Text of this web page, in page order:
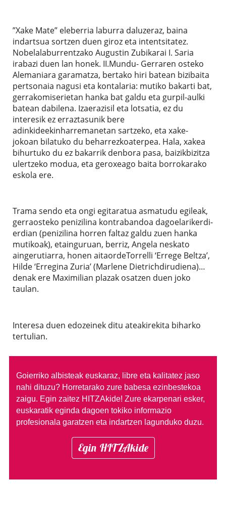
”Xake Mate” eleberria laburra daluzeraz, baina
indartsua sortzen duen giroz eta intentsitatez.
Nobelalaburrentzako Augustin Zubikarai I. Saria
irabazi duen lan honek. II.Mundu- Gerraren osteko
Alemaniara garamatza, bertako hiri batean bizibaita
pertsonaia nagusi eta kontalaria: mutiko bakarti bat,
gerrakomiserietan hanka bat galdu eta gurpil-aulki
batean dabilena. Izaerazisil eta lotsatia, ez du
interesik ez erraztasunik bere
adinkideekinharremanetan sartzeko, eta xake-
jokoan bilatuko du beharrezkoaterpea. Hala, xakea
bihurtuko du ez bakarrik denbora pasa, baizikbizitza
ulertzeko modua, eta geroxeago baita borrokarako
eskola ere.
Trama sendo eta ongi egitaratua asmatudu egileak,
gerraosteko penizilina kontrabandoa dagoelarikerdi-
erdian (penizilina horren faltaz galdu zuen hanka
mutikoak), etainguruan, berriz, Angela neskato
aingerutiarra, honen aitaordeTorrelli ‘Errege Beltza’,
Hilde ‘Erregina Zuria’ (Marlene Dietrichdirudiena)…
denak ere Maximilian plazak osatzen duen joko
taulan.
Interesa duen edozeinek ditu ateakirekita biharko
tertulian.
Goierriko albisteak euskaraz, libre eta kalitatez jaso
nahi dituzu? Horretarako zure babesa ezinbestekoa
zaigu. Egin zaitez HITZAkide! Zure ekarpenari esker,
euskaratik eginda dagoen tokiko informazio
profesionala garatzen eta indartzen lagunduko duzu.
Egin HITZAkide